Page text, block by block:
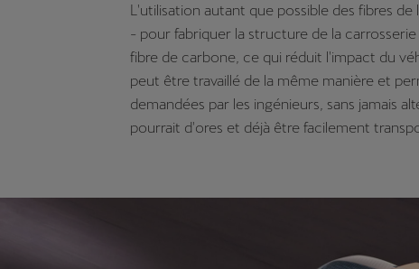
L'utilisation autant que possible des fibres
- pour fabriquer la structure de la
fibre de carbone, ce qui réduit l'impact du
peut être travaillé de la même manière et
demandées par les ingénieurs, sans jamais
pourrait d'ores et déjà être facilement